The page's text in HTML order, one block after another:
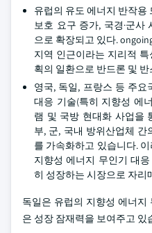
유럽의 유도 에너지 반작용
보호 요구 증가, 국경·군사
으로 확장되고 있다.
지역 인근이라는 지리적
획의 일환으로 반드론 및
영국, 독일, 프랑스 등 주
대응 기술(특히 지향성 에
램 및 국방 현대화 사업을
부, 군, 국내 방위산업체
를 가속화하고 있습니다.
지향성 에너지 무인기 대
히 성장하는 시장으로 자리
독일은 유럽의 지향성 에너지
은 성장 잠재력을 보여주고 있